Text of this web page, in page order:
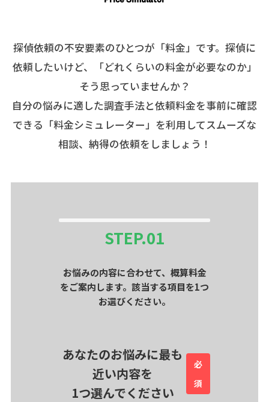
探偵依頼の不安要素のひとつが「料金」です。探偵に
依頼したいけど、「どれくらいの料金が必要なのか」
そう思っていませんか？
自分の悩みに適した調査手法と依頼料金を事前に確認
できる「料金シミュレーター」を利用してスムーズな
相談、納得の依頼をしましょう！
STEP.01
お悩みの内容に合わせて、概算料金
をご案内します。該当する項目を1つ
お選びください。
あなたのお悩みに最も
近い内容を
1つ選んでください
必
須